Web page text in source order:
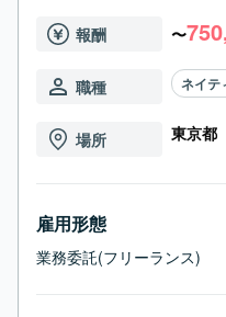
報酬 〜
職種 ネイテ
場所 東京都
雇用形態
業務委託(フリーランス)